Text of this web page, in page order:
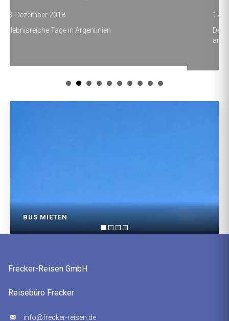
Dem Winter entfliehen und die Sonne in einer
Frecker-Reisen GmbH
Reisebüro Frecker